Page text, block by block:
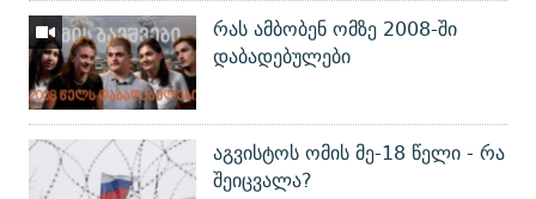
რას ამბობენ ომზე 2008-ში
დაბადებულები
აგვისტოს ომის მე-18 წელი - რა
შეიცვალა?